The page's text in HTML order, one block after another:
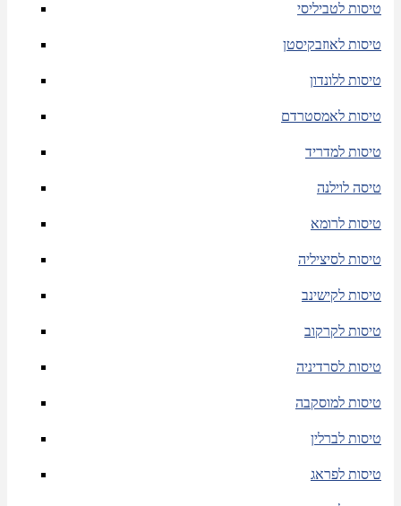
טיסות לטביליסי
טיסות לאוזבקיסטן
טיסות ללונדון
טיסות לאמסטרדם
טיסות למדריד
טיסה לוילנה
טיסות לרומא
טיסות לסיציליה
טיסות לקישינב
טיסות לקרקוב
טיסות לסרדיניה
טיסות למוסקבה
טיסות לברלין
טיסות לפראג